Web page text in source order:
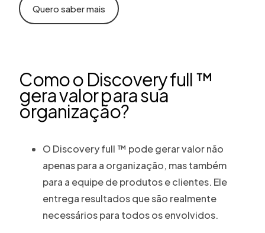
Quero saber mais
Como o Discovery full ™
gera valor para sua
organização?
O Discovery full ™ pode gerar valor não
apenas para a organização, mas também
para a equipe de produtos e clientes. Ele
entrega resultados que são realmente
necessários para todos os envolvidos.